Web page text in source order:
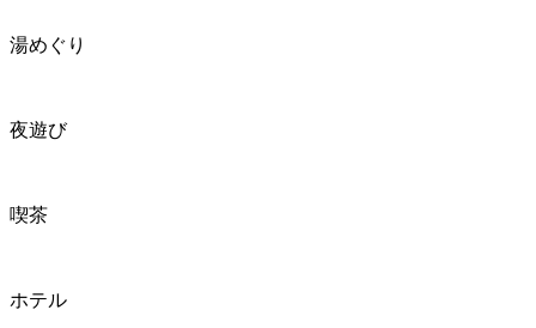
湯めぐり
夜遊び
喫茶
ホテル